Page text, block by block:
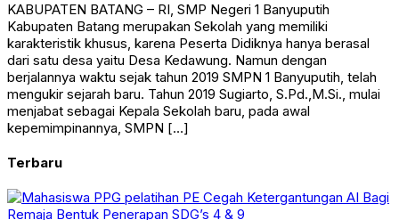
KABUPATEN BATANG – RI, SMP Negeri 1 Banyuputih
Kabupaten Batang merupakan Sekolah yang memiliki
karakteristik khusus, karena Peserta Didiknya hanya berasal
dari satu desa yaitu Desa Kedawung. Namun dengan
berjalannya waktu sejak tahun 2019 SMPN 1 Banyuputih, telah
mengukir sejarah baru. Tahun 2019 Sugiarto, S.Pd.,M.Si., mulai
menjabat sebagai Kepala Sekolah baru, pada awal
kepemimpinannya, SMPN […]
Terbaru